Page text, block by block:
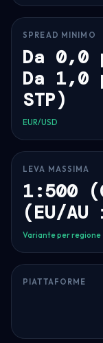
SPREAD MINIMO
Da 0,0
Da 1,0
STP)
EUR/USD
LEVA MASSIMA
1:500
(EU/
Variante per regione
PIATTAFORME